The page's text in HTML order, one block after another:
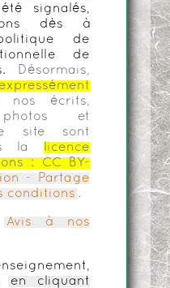
signalés,
dès à
de
de
Désormais,
nos écrits,
photos et
site sont
la
licence
:
CC BY-
- Partage
conditions .
Avis à nos
en cliquant